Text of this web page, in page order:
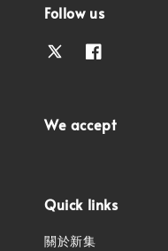
Follow us
We accept
Quick links
關於新集